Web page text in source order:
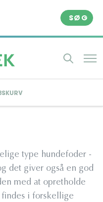
SØG
type hundefoder -
det giver også en god
med at opretholde
i forskellige